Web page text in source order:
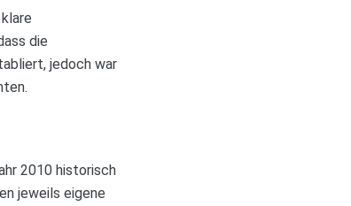
die
jedoch war
2010 historisch
jeweils eigene